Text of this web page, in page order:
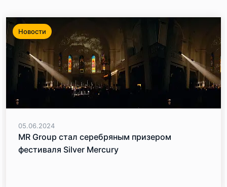
Новости
05.06.2024
MR Group стал серебряным призером
фестиваля Silver Mercury